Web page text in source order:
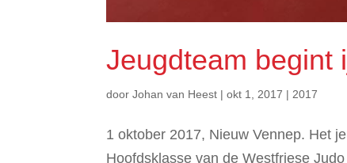
Jeugdteam begint
doorJohan van Heest |okt 1, 2017 | 2017
1 oktober 2017, Nieuw Vennep. Het
Hoofdsklasse van de Westfriese